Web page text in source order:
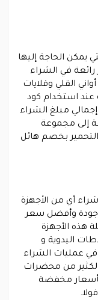
يمكن الحاجة إليها
في الشراء
القلي وقلايات
عند استخدام كود
مبلغ الشراء
إلى مجموعة
بخصم هائل
أي من الأجهزة
جودة وأفضل سعر
هذه الأجهزة
اليدوية و
عمليات الشراء
من محضرات
بأسعار مخفضة